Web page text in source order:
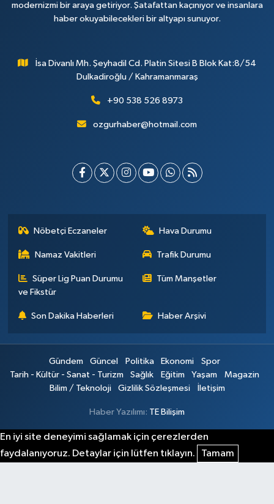
modernizmi bir araya getiriyor. Şatafattan kaçınıyor ve insanlara
haber okuyabilecekleri bir altyapı sunuyor.
İsa Divanlı Mh. Şeyhadil Cd. Platin Sitesi B Blok Kat:8/54
Dulkadiroğlu / Kahramanmaraş
+90 538 526 8973
ozgurhaber@hotmail.com
Nöbetçi Eczaneler Hava Durumu
Namaz Vakitleri Trafik Durumu
Süper Lig Puan Durumu
ve Fikstür
Tüm Manşetler
Son Dakika Haberleri Haber Arşivi
Gündem Güncel Politika Ekonomi
Spor
Tarih - Kültür - Sanat - Turizm
Sağlık Eğitim Yaşam
Magazin
Bilim / Teknoloji
Gizlilik Sözleşmesi İletişim
Haber Yazılımı: TE Bilişim
En iyi site deneyimi sağlamak için çerezlerden
faydalanıyoruz. Detaylar için lütfen tıklayın.
Tamam